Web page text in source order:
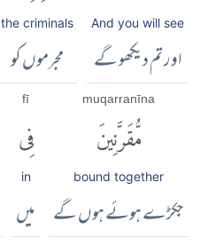
And you will see
اور تم دیکھو گے
the criminals
مجرموں کو
muqarranīna
مُّقَرَّنِينَ
bound together
جکڑے ہوئے ہوں گے
fī
فِى
in
میں